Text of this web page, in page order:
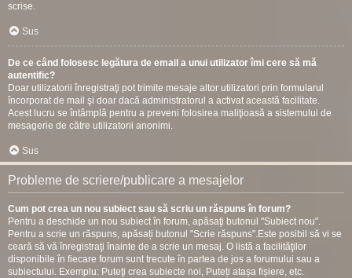
scrise.
Sus
De ce când folosesc legătura de email a unui utilizator îmi cere să mă
autentific?
Doar utilizatorii înregistraţi pot trimite mesaje altor utilizatori prin formularul
încorporat de mail şi doar dacă administratorul a activat această facilitate.
Acest lucru se întâmplă pentru a preveni folosirea maliţioasă a sistemului de
mesagerie de către utilizatorii anonimi.
Sus
Probleme de scriere/publicare a mesajelor
Cum pot crea un nou subiect sau să scriu un răspuns în forum?
Pentru a deschide un nou subiect în forum, apăsaţi butonul "Subiect nou".
Pentru a scrie un răspuns, apăsați butonul "Scrie răspuns".Este posibil să vi se
ceară să vă înregistraţi înainte de a scrie un mesaj. O listă a facilităţilor
disponibile în fiecare forum sunt trecute în partea de jos a forumului sau a
subiectului. Exemplu: Puteţi crea subiecte noi, Puteți atașa fișiere, etc.